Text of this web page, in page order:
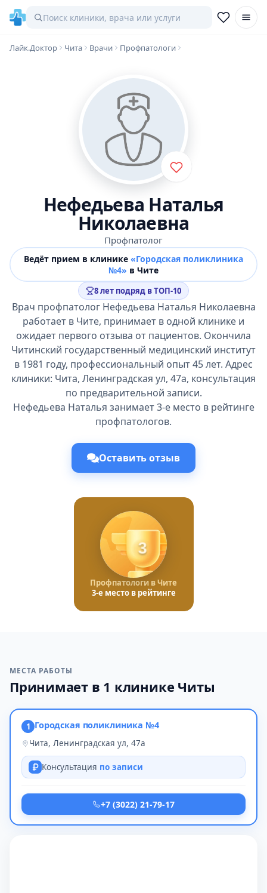
Лайк.Доктор Чита Врачи Профпатологи
Нефедьева Наталья
Николаевна
Профпатолог
Ведёт прием в клинике «Городская поликлиника
№4» в Чите
8 лет подряд в ТОП-10
Врач профпатолог Нефедьева Наталья Николаевна
работает в Чите, принимает в одной клинике и
ожидает первого отзыва от пациентов. Окончила
Читинский государственный медицинский институт
в 1981 году, профессиональный опыт 45 лет. Адрес
клиники: Чита, Ленинградская ул, 47а, консультация
по предварительной записи.
Нефедьева Наталья занимает 3-е место в рейтинге
профпатологов.
Оставить отзыв
3
Профпатологи в Чите
3-е место в рейтинге
МЕСТА РАБОТЫ
Принимает в 1 клинике Читы
1 Городская поликлиника №4
Чита, Ленинградская ул, 47а
Консультация по записи
+7 (3022) 21-79-17